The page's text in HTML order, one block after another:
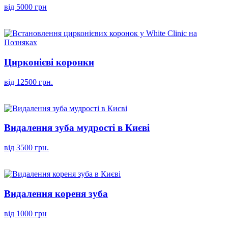
від 5000 грн
Цирконієві коронки
від 12500 грн.
Видалення зуба мудрості в Києві
від 3500 грн.
Видалення кореня зуба
від 1000 грн